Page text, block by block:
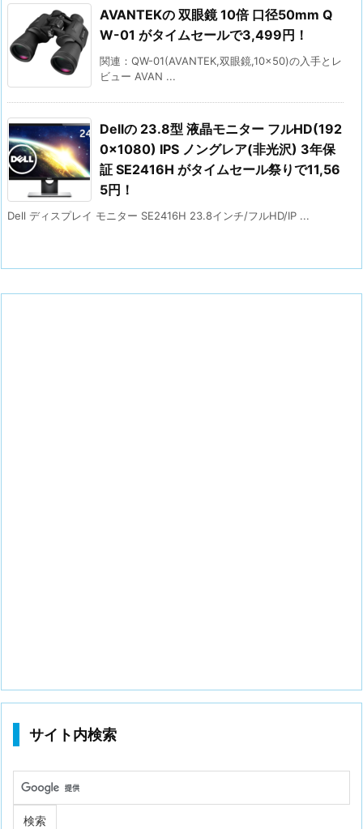
AVANTEKの 双眼鏡 10倍 口径50mm Q
W-01 がタイムセールで3,499円！
関連：QW-01(AVANTEK,双眼鏡,10×50)の入手とレ
ビュー AVAN ...
Dellの 23.8型 液晶モニター フルHD(192
0×1080) IPS ノングレア(非光沢) 3年保
証 SE2416H がタイムセール祭りで11,56
5円！
Dell ディスプレイ モニター SE2416H 23.8インチ/フルHD/IP ...
サイト内検索